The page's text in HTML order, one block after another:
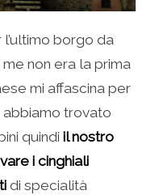
borgo da
me non era la prima
mi affascina per
abbiamo trovato
quindi il nostro
i cinghiali
di specialità